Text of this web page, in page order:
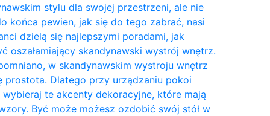
stylu dla swojej przestrzeni, ale nie
końca pewien, jak się do tego zabrać, nasi
dzielą się najlepszymi poradami, jak
oszałamiający skandynawski wystrój wnętrz.
w skandynawskim wystroju wnętrz
prostota. Dlatego przy urządzaniu pokoi
wybieraj te akcenty dekoracyjne, które mają
Być może możesz ozdobić swój stół w